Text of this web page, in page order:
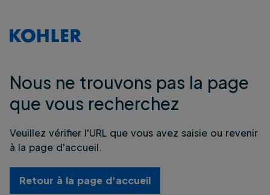
Nous ne trouvons pas la page
que vous recherchez
Veuillez vérifier l'URL que vous avez saisie ou revenir
à la page d'accueil.
Retour à la page d'accueil